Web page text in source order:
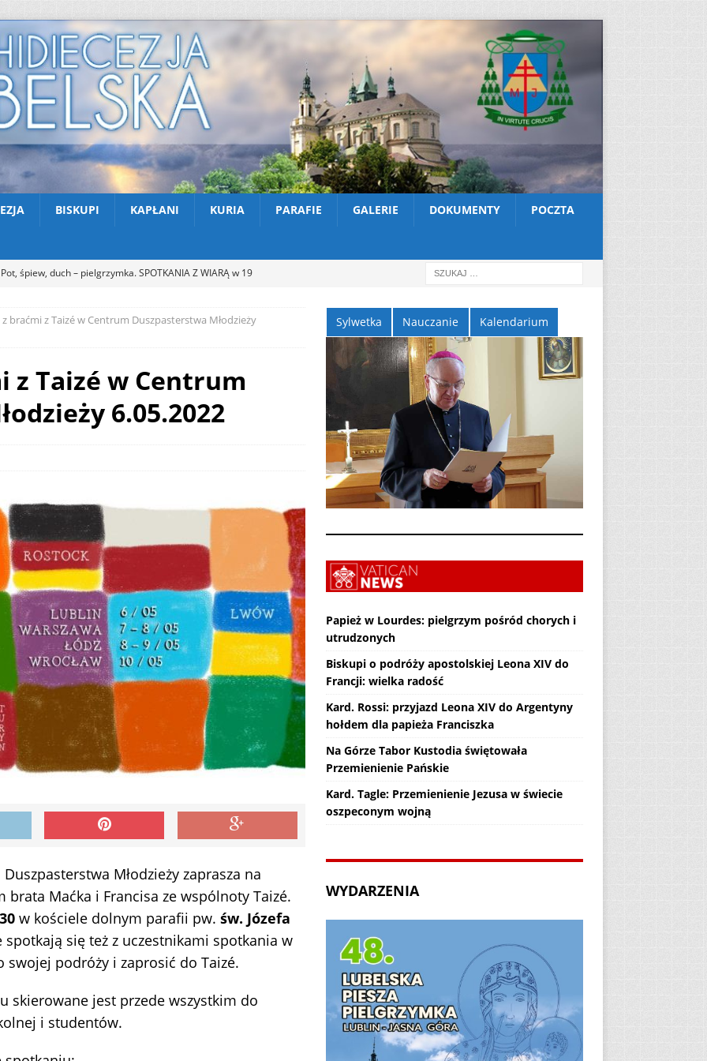
BISKUPI KAPŁANI KURIA PARAFIE GALERIE DOKUMENTY POCZTA
Pot, śpiew, duch – pielgrzymka. SPOTKANIA Z WIARĄ w 19
Zmarł ks. Ryszard Sowa
AKTUALNOŚCI
Nekrologi: śp. Jerzy Gasperski
AKTUALNOŚCI
braćmi z Taizé w Centrum Duszpasterstwa Młodzieży
z Taizé w Centrum
6.05.2022
Młodzieży zaprasza na
brata Maćka i Francisa ze wspólnoty Taizé.
w kościele dolnym parafii pw. św. Józefa
spotkają się też z uczestnikami spotkania w
swojej podróży i zaprosić do Taizé.
skierowane jest przede wszystkim do
i studentów.
Sylwetka Nauczanie Kalendarium
Papież w Lourdes: pielgrzym pośród chorych i
utrudzonych
Biskupi o podróży apostolskiej Leona XIV do
Francji: wielka radość
Kard. Rossi: przyjazd Leona XIV do Argentyny
hołdem dla papieża Franciszka
Na Górze Tabor Kustodia świętowała
Przemienienie Pańskie
Kard. Tagle: Przemienienie Jezusa w świecie
oszpeconym wojną
WYDARZENIA